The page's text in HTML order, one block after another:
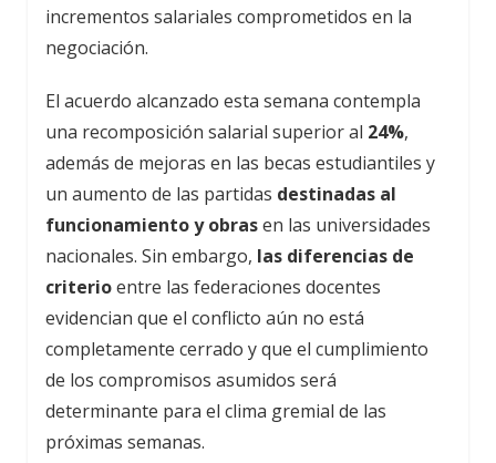
incrementos salariales comprometidos en la
negociación.
El acuerdo alcanzado esta semana contempla
una recomposición salarial superior al 24%,
además de mejoras en las becas estudiantiles y
un aumento de las partidas destinadas al
funcionamiento y obrasen las universidades
nacionales. Sin embargo, las diferencias de
criterioentre las federaciones docentes
evidencian que el conflicto aún no está
completamente cerrado y que el cumplimiento
de los compromisos asumidos será
determinante para el clima gremial de las
próximas semanas.